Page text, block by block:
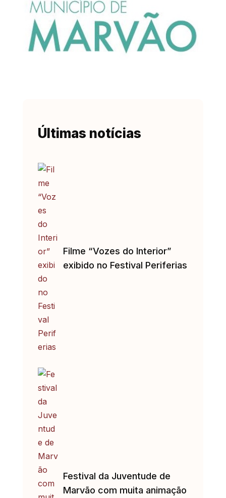
Últimas notícias
Filme “Vozes do Interior”
exibido no Festival Periferias
Festival da Juventude de
Marvão com muita animação